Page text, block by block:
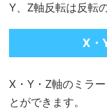
Y、Z軸反転は反転
X・
X・Y・Z軸のミラ
とができます。